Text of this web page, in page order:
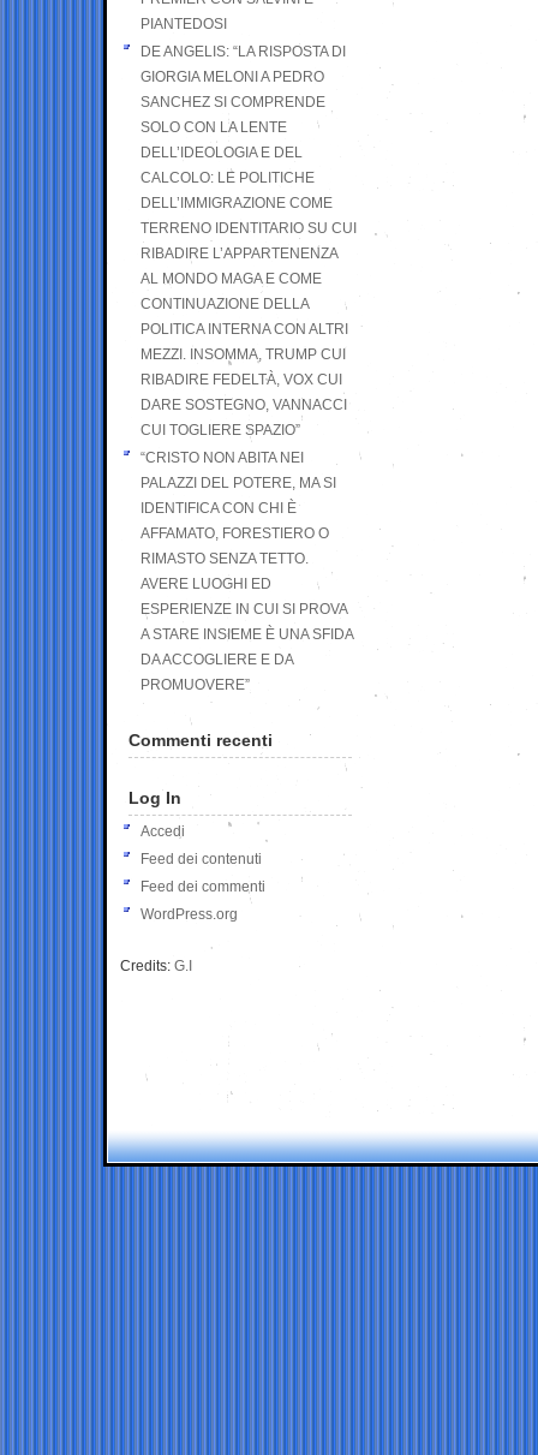
PIANTEDOSI
DE ANGELIS: “LA RISPOSTA DI
GIORGIA MELONI A PEDRO
SANCHEZ SI COMPRENDE
SOLO CON LA LENTE
DELL’IDEOLOGIA E DEL
CALCOLO: LE POLITICHE
DELL’IMMIGRAZIONE COME
TERRENO IDENTITARIO SU CUI
RIBADIRE L’APPARTENENZA
AL MONDO MAGA E COME
CONTINUAZIONE DELLA
POLITICA INTERNA CON ALTRI
MEZZI. INSOMMA, TRUMP CUI
RIBADIRE FEDELTÀ, VOX CUI
DARE SOSTEGNO, VANNACCI
CUI TOGLIERE SPAZIO”
“CRISTO NON ABITA NEI
PALAZZI DEL POTERE, MA SI
IDENTIFICA CON CHI È
AFFAMATO, FORESTIERO O
RIMASTO SENZA TETTO.
AVERE LUOGHI ED
ESPERIENZE IN CUI SI PROVA
A STARE INSIEME È UNA SFIDA
DA ACCOGLIERE E DA
PROMUOVERE”
Commenti recenti
Log In
Accedi
Feed dei contenuti
Feed dei commenti
WordPress.org
Credits: G.I